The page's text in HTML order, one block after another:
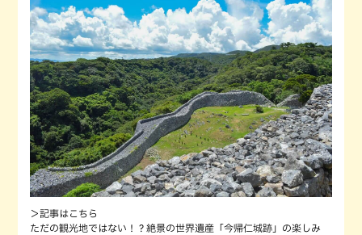
＞記事はこちら
ただの観光地ではない！？絶景の世界遺産「今帰仁城跡」の楽しみ